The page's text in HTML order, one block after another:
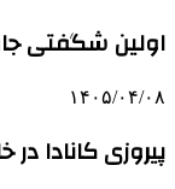
اولین شگفتی
۱۴۰۵/۰۴/۰۸
پیروزی کانادا